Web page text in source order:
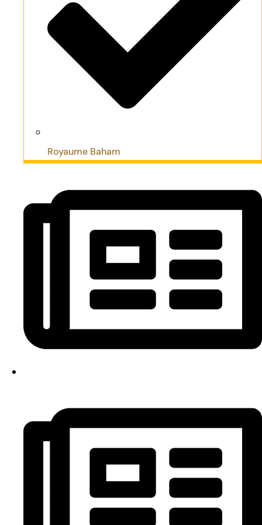
Royaume Baham